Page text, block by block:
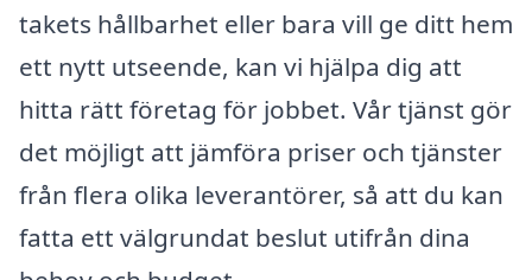
takets hållbarhet eller bara vill ge ditt hem
ett nytt utseende, kan vi hjälpa dig att
hitta rätt företag för jobbet. Vår tjänst gör
det möjligt att jämföra priser och tjänster
från flera olika leverantörer, så att du kan
fatta ett välgrundat beslut utifrån dina